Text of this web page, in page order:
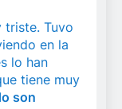
triste. Tuvo
en la
lo han
tiene muy
son